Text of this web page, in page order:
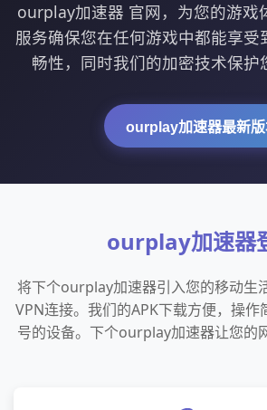
ourplay加速器 官网，为您的游戏
服务确保您在任何游戏中都能享受
畅性，同时我们的加密技术保护
ourplay加速器最新
ourplay加速器
将下个ourplay加速器引入您的移动生
VPN连接。我们的APK下载方便，操作
号的设备。下个ourplay加速器让您的